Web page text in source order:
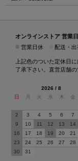
オンラインストア 営業
営業日休 配送・
上記色のついた定休日
了承下さい。直営店舗
2026 / 8
日
月 火 水 木 金
2
3 4 5 6 7
9
10 11 12 13 14
16
17 18 19 20 21
23
24 25 26 27 28
30
31